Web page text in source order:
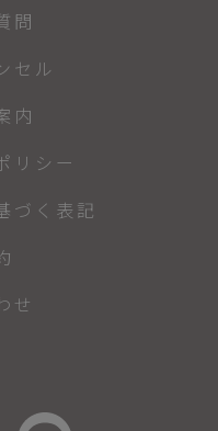
問
セル
内
リシー
づく表記
せ